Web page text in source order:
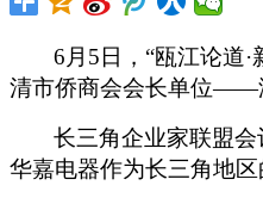
6 月 5日，“瓯江论道
清市侨商会会长单位——
长三角企业家联盟会
华嘉电器作为长三角地